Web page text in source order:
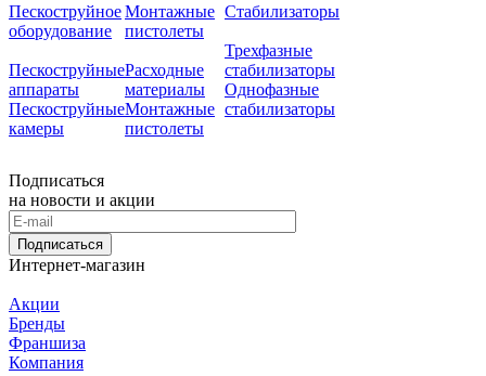
Пескоструйное
оборудование
Пескоструйные
аппараты
Пескоструйные
камеры
Монтажные
пистолеты
Расходные
материалы
Монтажные
пистолеты
Стабилизаторы
Трехфазные
стабилизаторы
Однофазные
стабилизаторы
Подписаться
на новости и акции
Подписаться
Интернет-магазин
Акции
Бренды
Франшиза
Компания